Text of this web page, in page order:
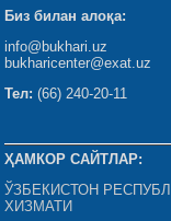
Биз билан алоқа:
info@bukhari.uz
bukharicenter@exat.uz
Тел: (66) 240-20-11
ҲАМКОР САЙТЛАР:
ЎЗБЕКИСТОН
ХИЗМАТИ